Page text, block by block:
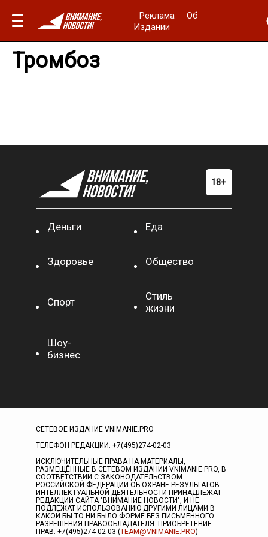
Реклама
Об
Издании
Тромбоз
Деньги Еда
Здоровье Общество
Спорт
Стиль
жизни
Шоу-
бизнес
СЕТЕВОЕ ИЗДАНИЕ VNIMANIE.PRO
ТЕЛЕФОН РЕДАКЦИИ: +7(495)274-02-03
ИСКЛЮЧИТЕЛЬНЫЕ ПРАВА НА МАТЕРИАЛЫ,
РАЗМЕЩЁННЫЕ В СЕТЕВОМ ИЗДАНИИ VNIMANIE.PRO, В
СООТВЕТСТВИИ С ЗАКОНОДАТЕЛЬСТВОМ
РОССИЙСКОЙ ФЕДЕРАЦИИ ОБ ОХРАНЕ РЕЗУЛЬТАТОВ
ИНТЕЛЛЕКТУАЛЬНОЙ ДЕЯТЕЛЬНОСТИ ПРИНАДЛЕЖАТ
РЕДАКЦИИ САЙТА "ВНИМАНИЕ НОВОСТИ", И НЕ
ПОДЛЕЖАТ ИСПОЛЬЗОВАНИЮ ДРУГИМИ ЛИЦАМИ В
КАКОЙ БЫ ТО НИ БЫЛО ФОРМЕ БЕЗ ПИСЬМЕННОГО
РАЗРЕШЕНИЯ ПРАВООБЛАДАТЕЛЯ. ПРИОБРЕТЕНИЕ
ПРАВ: +7(495)274-02-03 (TEAM@VNIMANIE.PRO)